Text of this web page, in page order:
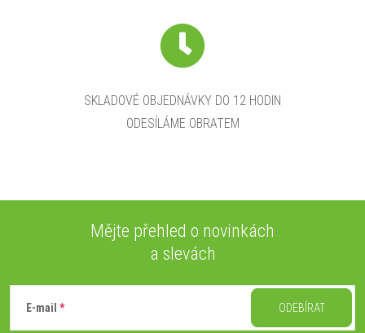
SKLADOVÉ OBJEDNÁVKY DO 12 HODIN
ODESÍLÁME OBRATEM
Mějte přehled o novinkách
a slevách
E-mail ODEBÍRAT